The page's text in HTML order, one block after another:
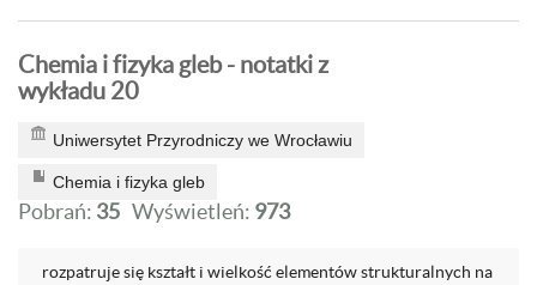
Chemia i fizyka gleb - notatki z
wykładu 20
Uniwersytet Przyrodniczy we Wrocławiu
Chemia i fizyka gleb
Pobrań: 35 Wyświetleń: 973
rozpatruje się kształt i wielkość elementów strukturalnych na